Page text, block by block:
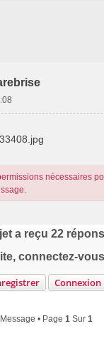
nécessaires
a reçu 22
connectez-
Connexion
• Page 1 Sur 1